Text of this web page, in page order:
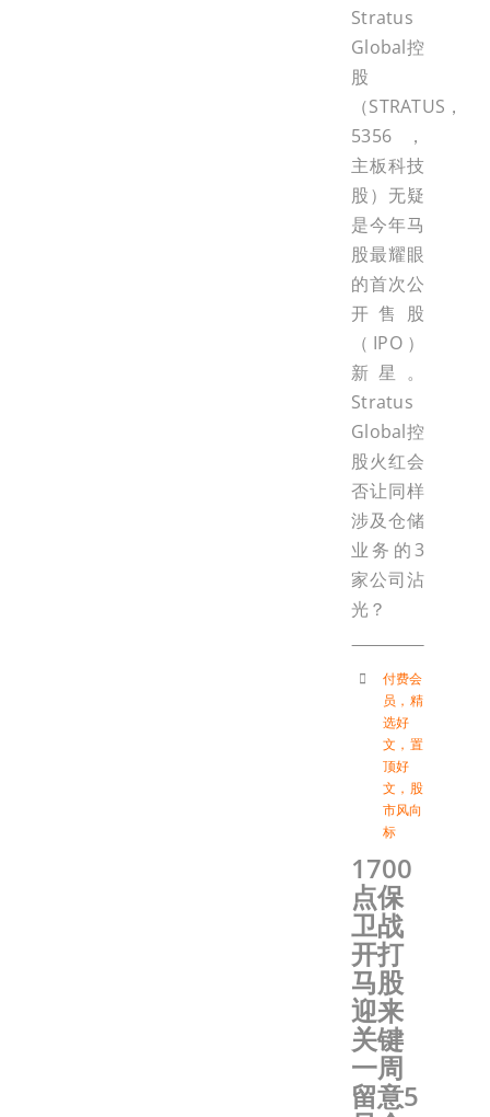
Stratus
Global控
股
（STRATUS，
5356，
主板科技
股）无疑
是今年马
股最耀眼
的首次公
开售股
（IPO）
新星。
Stratus
Global控
股火红会
否让同样
涉及仓储
业务的3
家公司沾
光？
付费会
员 ， 精
选好
文 ， 置
顶好
文 ， 股
市风向
标
1700
点保
卫战
开打
马股
迎来
关键
一周
留意5